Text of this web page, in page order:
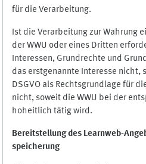
für die Verarbeitung.
Ist die Verarbeitung zur Wahrung
der WWU oder eines Dritten
Interessen, Grundrechte und
das erstgenannte Interesse nicht,
DSGVO als Rechtsgrundlage für
nicht, soweit die WWU bei der
hoheitlich tätig wird.
Bereitstellung des Learnweb-
speicherung